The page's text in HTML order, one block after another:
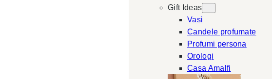
Gift Ideas
Vasi
Candele profumate
Profumi persona
Orologi
Casa Amalfi